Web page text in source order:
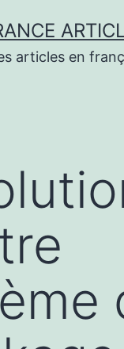
articles en